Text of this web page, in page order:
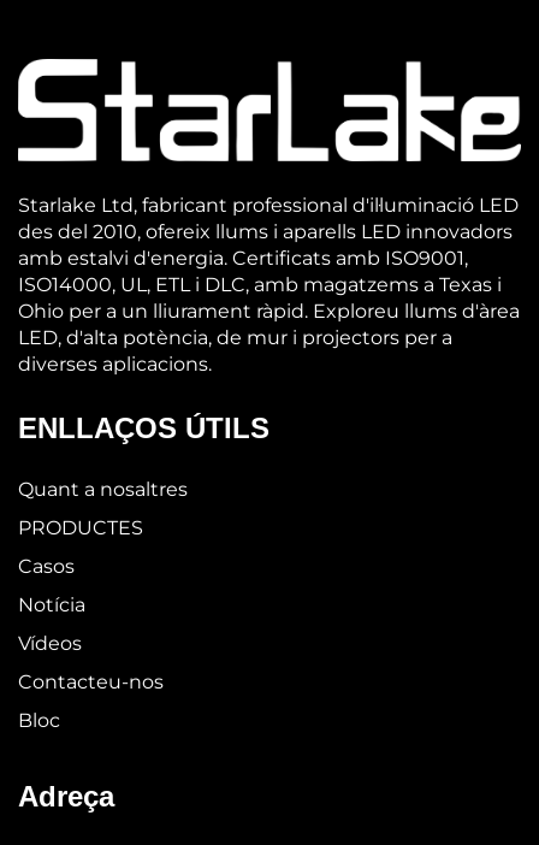
Starlake Ltd, fabricant professional d'il·luminació LED
des del 2010, ofereix llums i aparells LED innovadors
amb estalvi d'energia. Certificats amb ISO9001,
ISO14000, UL, ETL i DLC, amb magatzems a Texas i
Ohio per a un lliurament ràpid. Exploreu llums d'àrea
LED, d'alta potència, de mur i projectors per a
diverses aplicacions.
ENLLAÇOS ÚTILS
Quant a nosaltres
PRODUCTES
Casos
Notícia
Vídeos
Contacteu-nos
Bloc
Adreça